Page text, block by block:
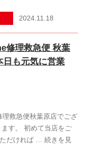
2024.11.18
修理救急便 秋葉
日も元気に営業
救急便秋葉原店でござ
す。 初めて当店をご
だければ … 続きを見